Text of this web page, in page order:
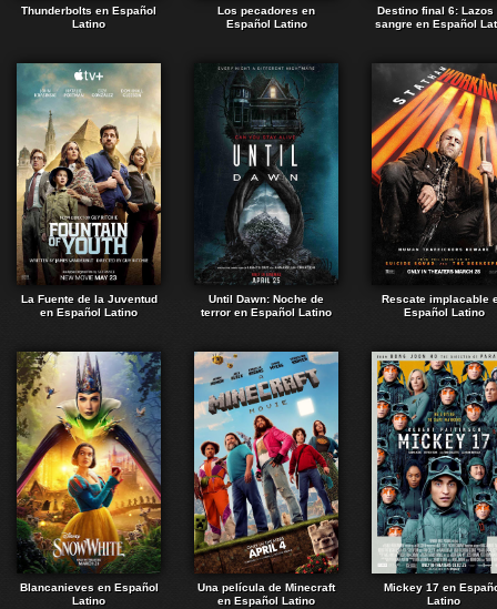
Thunderbolts en Español
Latino
Los pecadores en
Español Latino
Destino final 6: Lazos
sangre en Español
La Fuente de la Juventud
en Español Latino
Until Dawn: Noche de
terror en Español Latino
Rescate implacable
Español Latino
Blancanieves en Español
Latino
Una película de Minecraft
en Español Latino
Mickey 17 en
Latino